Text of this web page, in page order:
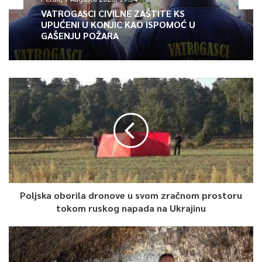
dostupni. Katarska diplomatkinja je naglasila da njena zemlja
oštro osuđuje napad i da neće tolerirati ovo agresivno
izraelsko ponašanje.
visoko rukovodstvo Hamasa, bez preciziranja glavnog grada
Katara.
0
Article Rating
VATROGASCI CIVILNE ZAŠTITE KS
UPUĆENI U KONJIC KAO ISPOMOĆ U
GAŠENJU POŽARA
Poljska oborila dronove u svom zračnom prostoru
tokom ruskog napada na Ukrajinu